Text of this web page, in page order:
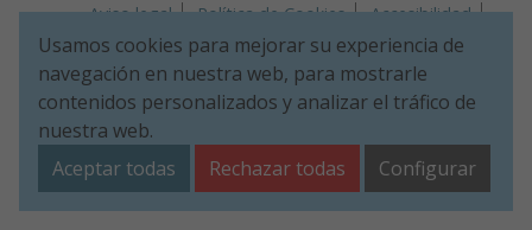
Aviso legal
Política de Cookies
Accesibilidad
Política de Seguridad de la información
Aviso de privacidad
Plaza de Los Fueros, 1º - 31150 Mendigorria (NAVARRA)
Tel. 948 34 00 11
Usamos cookies para mejorar su experiencia de
navegación en nuestra web, para mostrarle
contenidos personalizados y analizar el tráfico de
nuestra web.
Aceptar todas
Rechazar todas Configurar